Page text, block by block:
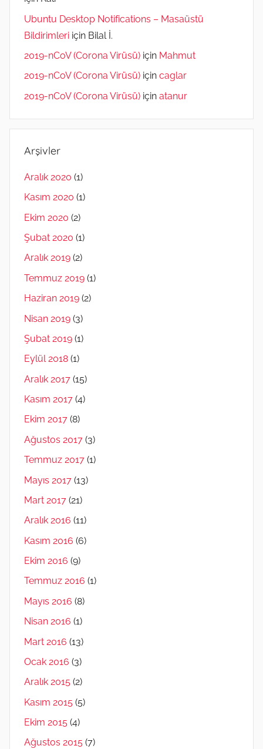
Ubuntu Desktop Notifications – Masaüstü
Bildirimleri için Bilal İ.
2019-nCoV (Corona Virüsü) için Mahmut
2019-nCoV (Corona Virüsü) için caglar
2019-nCoV (Corona Virüsü) için atanur
Arşivler
Aralık 2020 (1)
Kasım 2020 (1)
Ekim 2020 (2)
Şubat 2020 (1)
Aralık 2019 (2)
Temmuz 2019 (1)
Haziran 2019 (2)
Nisan 2019 (3)
Şubat 2019 (1)
Eylül 2018 (1)
Aralık 2017 (15)
Kasım 2017 (4)
Ekim 2017 (8)
Ağustos 2017 (3)
Temmuz 2017 (1)
Mayıs 2017 (13)
Mart 2017 (21)
Aralık 2016 (11)
Kasım 2016 (6)
Ekim 2016 (9)
Temmuz 2016 (1)
Mayıs 2016 (8)
Nisan 2016 (1)
Mart 2016 (13)
Ocak 2016 (3)
Aralık 2015 (2)
Kasım 2015 (5)
Ekim 2015 (4)
Ağustos 2015 (7)